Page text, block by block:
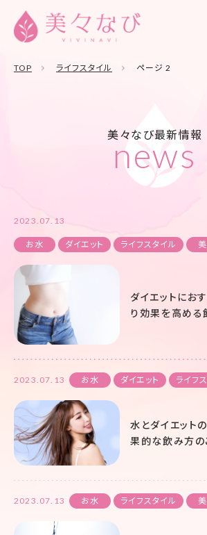
TOP ライフスタイル ページ 2
美々なび最新情報
news
2023.07.13
お水 ダイエット ライフスタイル
ダイエットにお
り効果を高める
2023.07.13 お水 ダイエット ライフ
水とダイエット
果的な飲み方の
2023.07.13 お水 ライフスタイル